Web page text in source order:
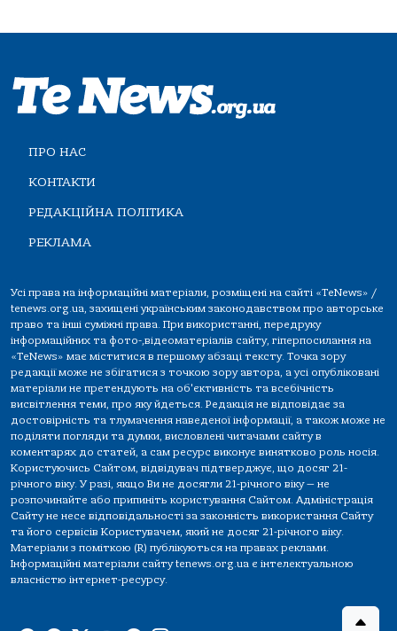
ПРО НАС
КОНТАКТИ
РЕДАКЦІЙНА ПОЛІТИКА
РЕКЛАМА
Усі права на інформаційні матеріали, розміщені на сайті «TeNews» /
tenews.org.ua, захищені українським законодавством про авторське
право та інші суміжні права. При використанні, передруку
інформаційних та фото-,відеоматеріалів сайту, гіперпосилання на
«TeNews» має міститися в першому абзаці тексту. Точка зору
редакції може не збігатися з точкою зору автора, а усі опубліковані
матеріали не претендують на об'єктивність та всебічність
висвітлення теми, про яку йдеться. Редакція не відповідає за
достовірність та тлумачення наведеної інформації, а також може не
поділяти погляди та думки, висловлені читачами сайту в
коментарях до статей, а сам ресурс виконує винятково роль носія.
Користуючись Сайтом, відвідувач підтверджує, що досяг 21-
річного віку. У разі, якщо Ви не досягли 21-річного віку — не
розпочинайте або припиніть користування Сайтом. Адміністрація
Сайту не несе відповідальності за законність використання Сайту
та його сервісів Користувачем, який не досяг 21-річного віку.
Матеріали з поміткою (R) публікуються на правах реклами.
Інформаційні матеріали сайту tenews.org.ua є інтелектуальною
власністю інтернет-ресурсу.